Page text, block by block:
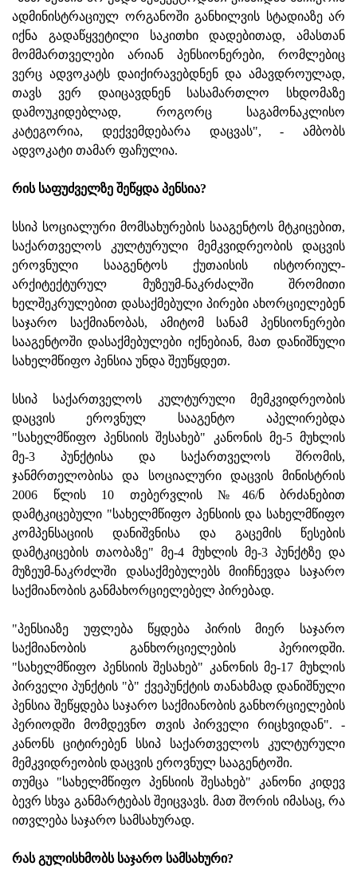
ადმინისტრაციულ ორგანოში განხილვის სტადიაზე არ
იქნა გადაწყვეტილი საკითხი დადებითად, ამასთან
მომმართველები არიან პენსიონერები, რომლებიც
ვერც ადვოკატს დაიქირავებდნენ და ამავდროულად,
თავს ვერ დაიცავდნენ სასამართლო სხდომაზე
დამოუკიდებლად, როგორც საგამონაკლისო
კატეგორია, დექვემდებარა დაცვას", - ამბობს
ადვოკატი თამარ ფაჩულია.
რის საფუძველზე შეწყდა პენსია?
სსიპ სოციალური მომსახურების სააგენტოს მტკიცებით,
საქართველოს კულტურული მემკვიდრეობის დაცვის
ეროვნული სააგენტოს ქუთაისის ისტორიულ-
არქიტექტურულ მუზეუმ-ნაკრძალში შრომითი
ხელშეკრულებით დასაქმებული პირები ახორციელებენ
საჯარო საქმიანობას, ამიტომ სანამ პენსიონერები
სააგენტოში დასაქმებულები იქნებიან, მათ დანიშნული
სახელმწიფო პენსია უნდა შეუწყდეთ.
სსიპ საქართველოს კულტურული მემკვიდრეობის
დაცვის ეროვნულ სააგენტო აპელირებდა
"სახელმწიფო პენსიის შესახებ" კანონის მე-5 მუხლის
მე-3 პუნქტისა და საქართველოს შრომის,
ჯანმრთელობისა და სოციალური დაცვის მინისტრის
2006 წლის 10 თებერვლის №46/ნ ბრძანებით
დამტკიცებული "სახელმწიფო პენსიის და სახელმწიფო
კომპენსაციის დანიშვნისა და გაცემის წესების
დამტკიცების თაობაზე" მე-4 მუხლის მე-3 პუნქტზე და
მუზეუმ-ნაკრძლში დასაქმებულებს მიიჩნევდა საჯარო
საქმიანობის განმახორციელებელ პირებად.
"პენსიაზე უფლება წყდება პირის მიერ საჯარო
საქმიანობის განხორციელების პერიოდში.
"სახელმწიფო პენსიის შესახებ" კანონის მე-17 მუხლის
პირველი პუნქტის "ბ" ქვეპუნქტის თანახმად დანიშნული
პენსია შეწყდება საჯარო საქმიანობის განხორციელების
პერიოდში მომდევნო თვის პირველი რიცხვიდან". -
კანონს ციტირებენ სსიპ საქართველოს კულტურული
მემკვიდრეობის დაცვის ეროვნულ სააგენტოში.
თუმცა "სახელმწიფო პენსიის შესახებ" კანონი კიდევ
ბევრ სხვა განმარტებას შეიცვავს. მათ შორის იმასაც, რა
ითვლება საჯარო სამსახურად.
რას გულისხმობს საჯარო სამსახური?